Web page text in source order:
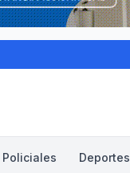
Policiales Deportes